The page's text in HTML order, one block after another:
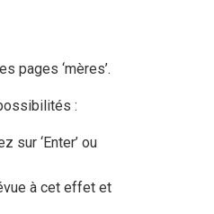
pages ‘mères’.
:
sur ‘Enter’ ou
à cet effet et